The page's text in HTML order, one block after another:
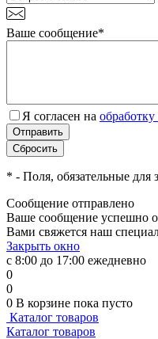
Ваше сообщение*
Я согласен на
* - Поля, обязательные для
Сообщение отправлено
Ваше сообщение успешно
Вами свяжется наш
Закрыть окно
с 8:00 до 17:00 ежедневно
0
0
0 В корзине пока пусто
Каталог товаров
Каталог товаров